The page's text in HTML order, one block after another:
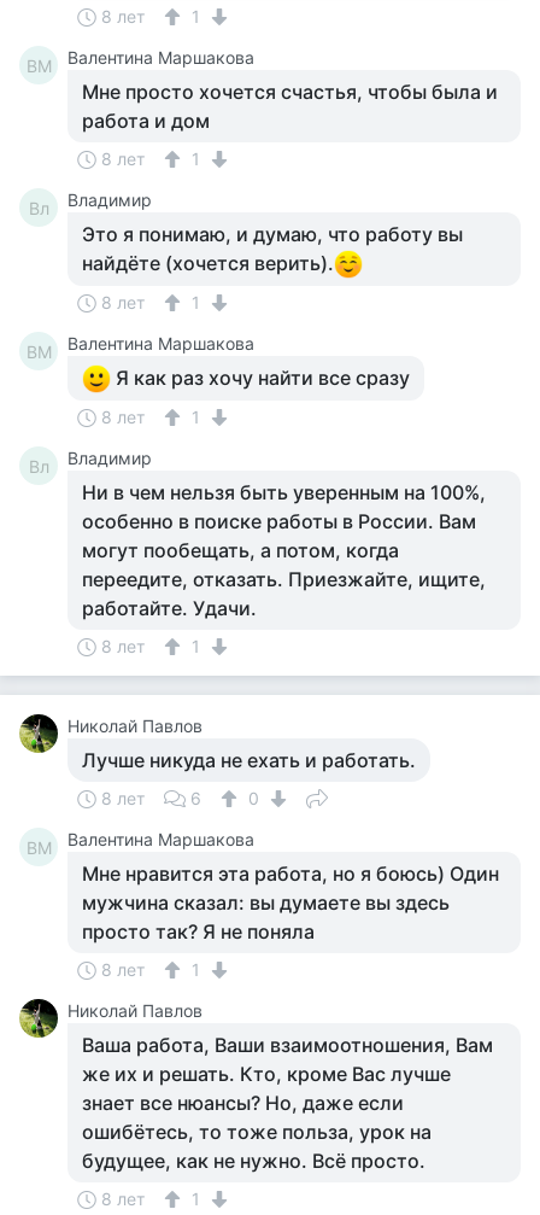
8 лет 1
ВМ Валентина Маршакова
Мне просто хочется счастья, чтобы была и
работа и дом
8 лет 1
Вл Владимир
Это я понимаю, и думаю, что работу вы
найдёте (хочется верить).
8 лет 1
ВМ Валентина Маршакова
Я как раз хочу найти все сразу
8 лет 1
Вл Владимир
Ни в чем нельзя быть уверенным на 100%,
особенно в поиске работы в России. Вам
могут пообещать, а потом, когда
переедите, отказать. Приезжайте, ищите,
работайте. Удачи.
8 лет 1
Николай Павлов
Лучше никуда не ехать и работать.
8 лет 6 0
ВМ Валентина Маршакова
Мне нравится эта работа, но я боюсь) Один
мужчина сказал: вы думаете вы здесь
просто так? Я не поняла
8 лет
1
Николай Павлов
Ваша работа, Ваши взаимоотношения, Вам
же их и решать. Кто, кроме Вас лучше
знает все нюансы? Но, даже если
ошибётесь, то тоже польза, урок на
будущее, как не нужно. Всё просто.
8 лет 1